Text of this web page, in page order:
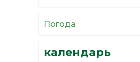
Погода
календарь